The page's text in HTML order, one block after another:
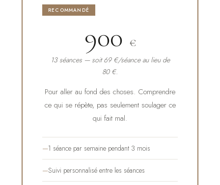
RECOMMANDÉ
900 €
13 séances — soit 69 €/séance au lieu de
80 €.
Pour aller au fond des choses. Comprendre
ce qui se répète, pas seulement soulager ce
qui fait mal.
1 séance par semaine pendant 3 mois
Suivi personnalisé entre les séances